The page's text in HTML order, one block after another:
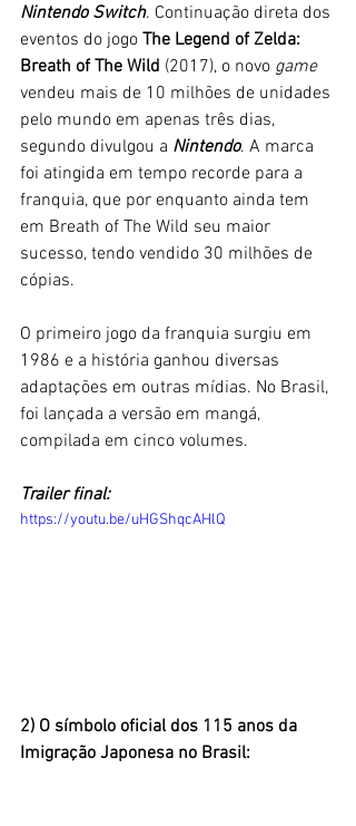
Nintendo Switch. Continuação direta dos
eventos do jogo The Legend of Zelda:
Breath of The Wild (2017), o novo game
vendeu mais de 10 milhões de unidades
pelo mundo em apenas três dias,
segundo divulgou a Nintendo. A marca
foi atingida em tempo recorde para a
franquia, que por enquanto ainda tem
em Breath of The Wild seu maior
sucesso, tendo vendido 30 milhões de
cópias.
O primeiro jogo da franquia surgiu em
1986 e a história ganhou diversas
adaptações em outras mídias. No Brasil,
foi lançada a versão em mangá,
compilada em cinco volumes.
Trailer final:
https://youtu.be/uHGShqcAHlQ
2) O símbolo oficial dos 115 anos da
Imigração Japonesa no Brasil: